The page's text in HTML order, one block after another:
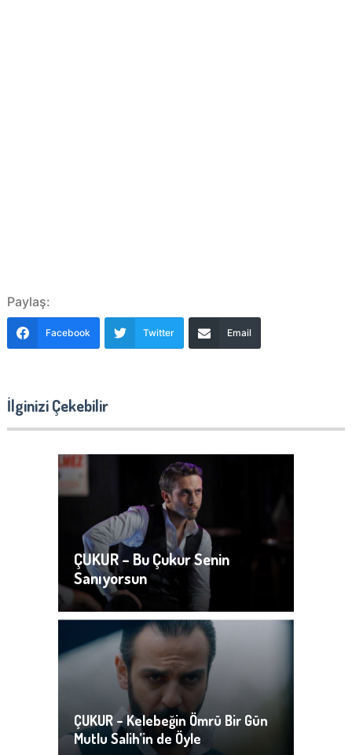
Paylaş:
Facebook Twitter Email
İlginizi Çekebilir
ÇUKUR – Bu Çukur Senin
Sanıyorsun
ÇUKUR – Kelebeğin Ömrü Bir Gün
Mutlu Salih’in de Öyle